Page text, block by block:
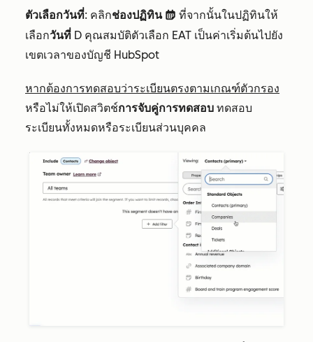
ตัวเลือกวันที่: คลิกช่องปฏิทิน date ที่จากนั้นในปฏิทินให้
เลือกวันที่ D คุณสมบัติตัวเลือก EAT เป็นค่าเริ่มต้นไปยัง
เขตเวลาของบัญชี HubSpot
หากต้องการทดสอบว่าระเบียนตรงตามเกณฑ์ตัวกรอง
หรือไม่ให้เปิดสวิตช์การจับคู่การทดสอบ ทดสอบ
ระเบียนทั้งหมดหรือระเบียนส่วนบุคคล